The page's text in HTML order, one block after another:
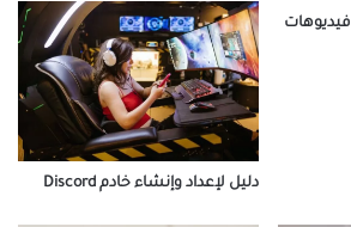
دليل لإعداد وإنشاء خادم Discord